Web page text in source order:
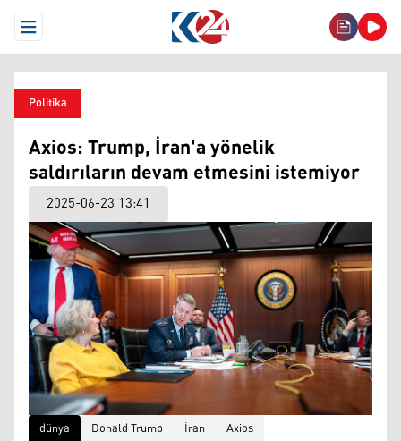
Open Menu
Politika
Axios: Trump, İran'a yönelik
saldırıların devam etmesini istemiyor
2025-06-23 13:41
dünya Donald Trump İran Axios